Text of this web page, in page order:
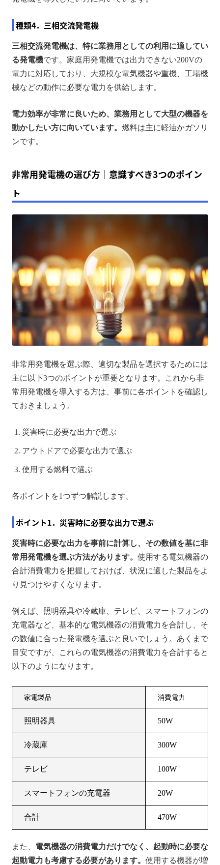
種類4．三相交流発電機
三相交流発電機は、特に業務用としての利用に適してい
る発電機です。家庭用発電機では出力できない200Vの
電力に対応しており、大規模な電気機器や重機、工場機
械などの動作に必要な電力を供給します。
電力効率が非常に良いため、業務用として大型の機器を
動かしたい方に向いています。 燃料は主に軽油かガソリ
ンです。
非常用発電機の選び方｜意識すべき3つのポイン
ト
非常用発電機を選ぶ際、適切な製品を選択するためには
主に以下3つのポイントが重要となります。これから非
常用発電機を導入する方は、事前に各ポイントを確認し
ておきましょう。
災害時に必要な出力で選ぶ
アウトドアで必要な出力で選ぶ
使用する燃料で選ぶ
各ポイントを1つずつ解説します。
ポイント1．災害時に必要な出力で選ぶ
災害時に必要な出力を事前に計算し、その数値を基に非
常用発電機を選ぶ方法があります。 使用する電気機器の
合計消費電力を把握しておけば、状況に適した製品をよ
り見つけやすくなります。
例えば、照明器具や冷蔵庫、テレビ、スマートフォンの
充電器など、基本的な電気機器の消費電力を合計し、そ
の数値に合った発電機を選ぶと良いでしょう。あくまで
目安ですが、これらの電気機器の消費電力を合計すると
以下のようになります。
家電製品 消費電力
照明器具 50W
冷蔵庫 300W
テレビ 100W
スマートフォンの充電器 20W
合計 470W
また、 電気機器の消費電力だけでなく、起動時に必要な
起動電力も考慮する必要があります。 使用する機器が増